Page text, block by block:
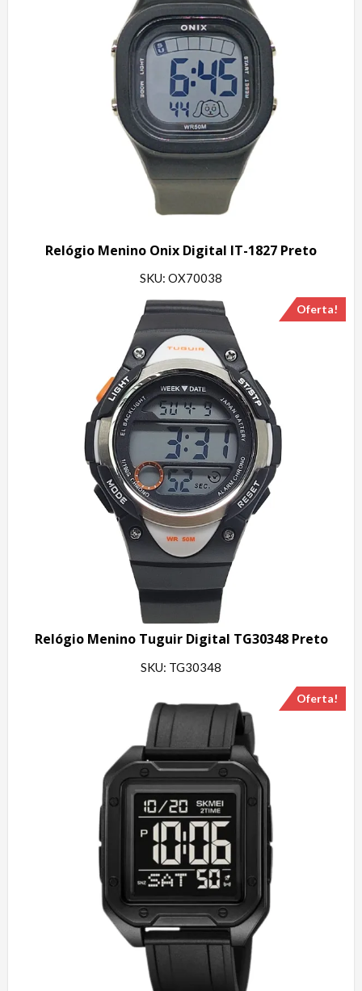
Relógio Menino Onix Digital IT-1827 Preto
SKU: OX70038
Oferta!
Relógio Menino Tuguir Digital TG30348 Preto
SKU: TG30348
Oferta!